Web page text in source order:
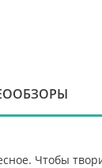
Чтобы